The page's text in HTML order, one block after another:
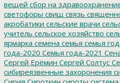
вещей сбор на
светофоры свищ связь
акробатики сельские врачи
учитель сельское хозяйство
ярмарка семена семья семья
года-2020 Семья года-2021
Сергей Ерёмин Сергей Солтус
сибиреязвенные захоронения